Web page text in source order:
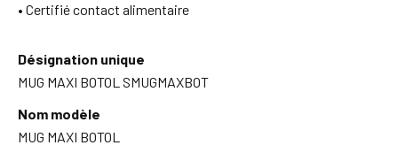
• Certifié contact alimentaire
Désignation unique
MUG MAXI BOTOL SMUGMAXBOT
Nom modèle
MUG MAXI BOTOL